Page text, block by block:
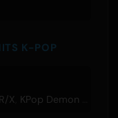
K-POP
X KPop Demon Hunters Cast